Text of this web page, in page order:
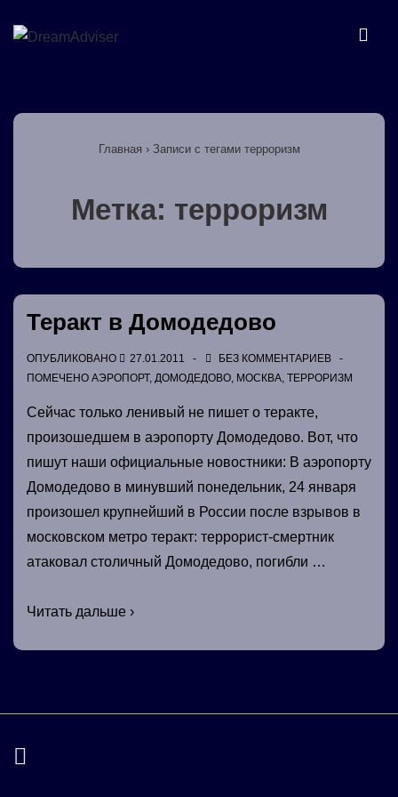
Перейти
содержимому
навигация
Главная › Записи с тегами терроризм
Метка: терроризм
Теракт в Домодедово
ОПУБЛИКОВАНО 27.01.2011
БЕЗ КОММЕНТАРИЕВ
ПОМЕЧЕНО АЭРОПОРТ, ДОМОДЕДОВО, МОСКВА, ТЕРРОРИЗМ
Сейчас только ленивый не пишет о теракте,
произошедшем в аэропорту Домодедово. Вот, что
пишут наши официальные новостники: В аэропорту
Домодедово в минувший понедельник, 24 января
произошел крупнейший в России после взрывов в
московском метро теракт: террорист-смертник
атаковал столичный Домодедово, погибли …
Теракт
Читать дальше ›